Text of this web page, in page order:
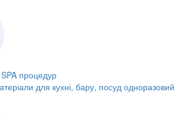
процедур
для кухні, бару, посуд одноразовий